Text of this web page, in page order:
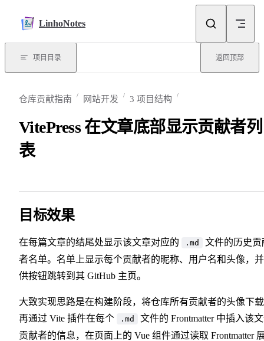
LinhoNotes
项目目录 返回顶部
仓库贡献指南 网站开发 3 项目结构
VitePress 在文章底部显示贡献者列
表
目标效果
在每篇文章的结尾处显示该文章对应的 .md
文件的历史贡
者名单。名单上显示每个贡献者的昵称、用户名和头像，
供按钮跳转到其 GitHub 主页。
大致实现思路是在构建阶段，将仓库所有贡献者的头像下
再通过 Vite 插件在每个
.md
文件的 Frontmatter 中插入该
贡献者的信息，在页面上的 Vue 组件通过读取 Frontmatter